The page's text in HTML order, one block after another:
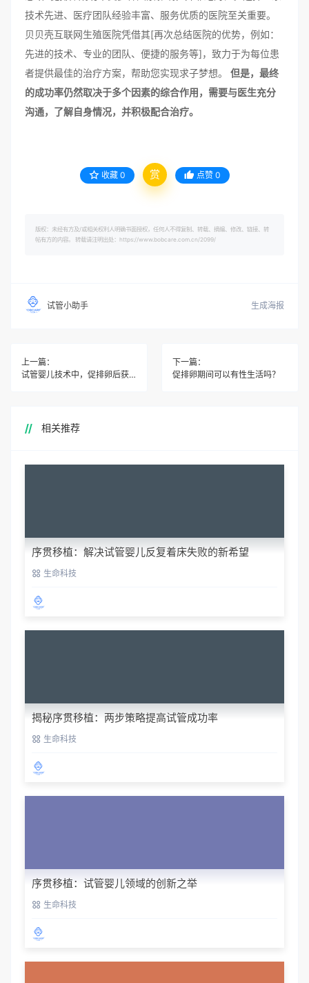
技术先进、医疗团队经验丰富、服务优质的医院至关重要。
贝贝壳互联网生殖医院凭借其[再次总结医院的优势，例如：
先进的技术、专业的团队、便捷的服务等]，致力于为每位患
者提供最佳的治疗方案，帮助您实现求子梦想。 但是，最终
的成功率仍然取决于多个因素的综合作用，需要与医生充分
沟通，了解自身情况，并积极配合治疗。
收藏 0 赏 点赞 0
版权：未经有方及/或相关权利人明确书面授权，任何人不得复制、转载、摘编、修改、链接、转
帖有方的内容。 转载请注明出处：https://www.bobcare.com.cn/2099/
试管小助手 生成海报
上一篇：
试管婴儿技术中，促排卵后获得多个卵子对成功率有何影响？
下一篇：
促排卵期间可以有性生活吗？
相关推荐
序贯移植：解决试管婴儿反复着床失败的新希望
生命科技
揭秘序贯移植：两步策略提高试管成功率
生命科技
序贯移植：试管婴儿领域的创新之举
生命科技